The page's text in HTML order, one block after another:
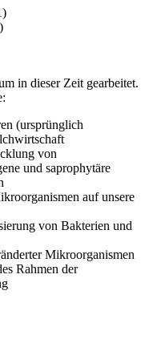
in dieser Zeit gearbeitet.
(ursprünglich
von
und saprophytäre
auf unsere
von Bakterien und
Mikroorganismen
Rahmen der